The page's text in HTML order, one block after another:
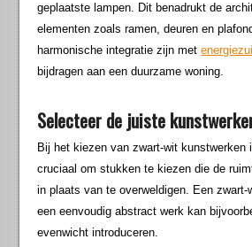
geplaatste lampen. Dit benadrukt de
elementen zoals ramen, deuren en
harmonische integratie zijn met
bijdragen aan een duurzame woning.
Selecteer de juiste
Bij het kiezen van zwart-wit kunstwerken
cruciaal om stukken te kiezen die de
in plaats van te overweldigen. Een zwart-
een eenvoudig abstract werk kan
evenwicht introduceren.